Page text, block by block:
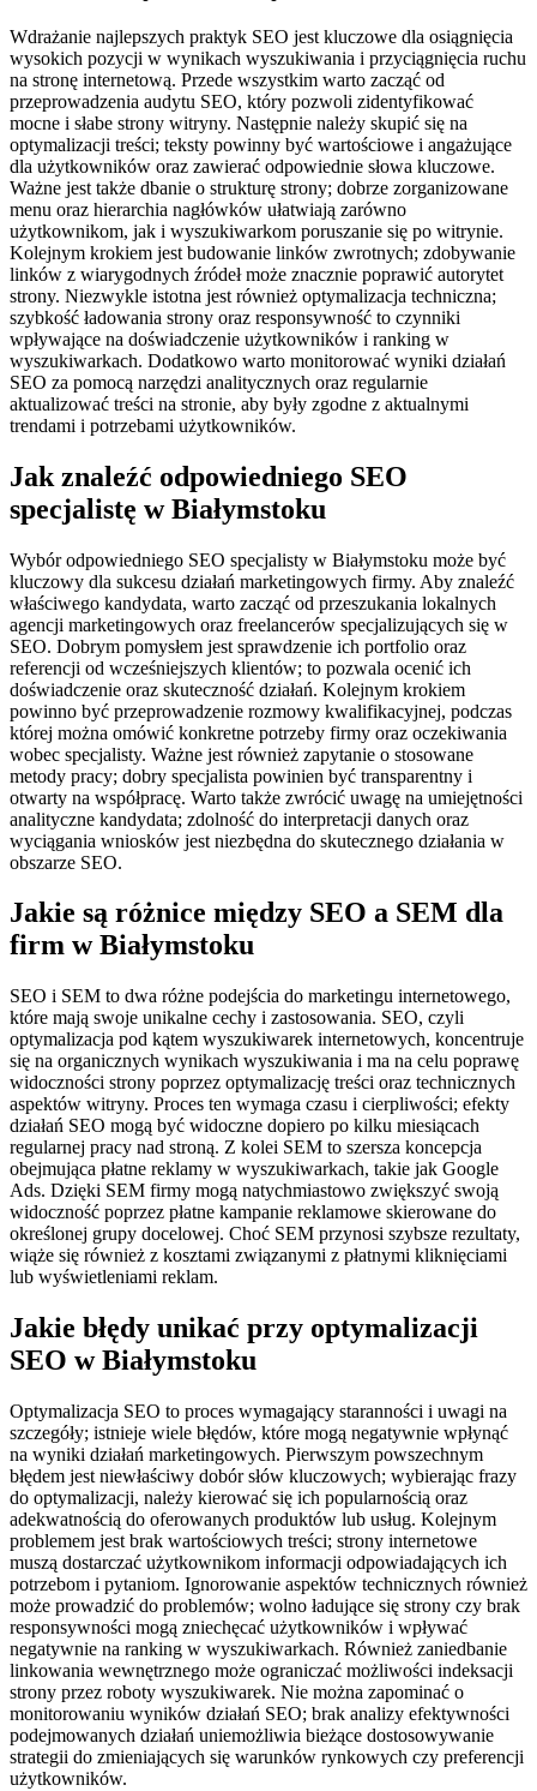
Wdrażanie najlepszych praktyk SEO jest kluczowe dla osiągnięcia
wysokich pozycji w wynikach wyszukiwania i przyciągnięcia ruchu
na stronę internetową. Przede wszystkim warto zacząć od
przeprowadzenia audytu SEO, który pozwoli zidentyfikować
mocne i słabe strony witryny. Następnie należy skupić się na
optymalizacji treści; teksty powinny być wartościowe i angażujące
dla użytkowników oraz zawierać odpowiednie słowa kluczowe.
Ważne jest także dbanie o strukturę strony; dobrze zorganizowane
menu oraz hierarchia nagłówków ułatwiają zarówno
użytkownikom, jak i wyszukiwarkom poruszanie się po witrynie.
Kolejnym krokiem jest budowanie linków zwrotnych; zdobywanie
linków z wiarygodnych źródeł może znacznie poprawić autorytet
strony. Niezwykle istotna jest również optymalizacja techniczna;
szybkość ładowania strony oraz responsywność to czynniki
wpływające na doświadczenie użytkowników i ranking w
wyszukiwarkach. Dodatkowo warto monitorować wyniki działań
SEO za pomocą narzędzi analitycznych oraz regularnie
aktualizować treści na stronie, aby były zgodne z aktualnymi
trendami i potrzebami użytkowników.
Jak znaleźć odpowiedniego SEO
specjalistę w Białymstoku
Wybór odpowiedniego SEO specjalisty w Białymstoku może być
kluczowy dla sukcesu działań marketingowych firmy. Aby znaleźć
właściwego kandydata, warto zacząć od przeszukania lokalnych
agencji marketingowych oraz freelancerów specjalizujących się w
SEO. Dobrym pomysłem jest sprawdzenie ich portfolio oraz
referencji od wcześniejszych klientów; to pozwala ocenić ich
doświadczenie oraz skuteczność działań. Kolejnym krokiem
powinno być przeprowadzenie rozmowy kwalifikacyjnej, podczas
której można omówić konkretne potrzeby firmy oraz oczekiwania
wobec specjalisty. Ważne jest również zapytanie o stosowane
metody pracy; dobry specjalista powinien być transparentny i
otwarty na współpracę. Warto także zwrócić uwagę na umiejętności
analityczne kandydata; zdolność do interpretacji danych oraz
wyciągania wniosków jest niezbędna do skutecznego działania w
obszarze SEO.
Jakie są różnice między SEO a SEM dla
firm w Białymstoku
SEO i SEM to dwa różne podejścia do marketingu internetowego,
które mają swoje unikalne cechy i zastosowania. SEO, czyli
optymalizacja pod kątem wyszukiwarek internetowych, koncentruje
się na organicznych wynikach wyszukiwania i ma na celu poprawę
widoczności strony poprzez optymalizację treści oraz technicznych
aspektów witryny. Proces ten wymaga czasu i cierpliwości; efekty
działań SEO mogą być widoczne dopiero po kilku miesiącach
regularnej pracy nad stroną. Z kolei SEM to szersza koncepcja
obejmująca płatne reklamy w wyszukiwarkach, takie jak Google
Ads. Dzięki SEM firmy mogą natychmiastowo zwiększyć swoją
widoczność poprzez płatne kampanie reklamowe skierowane do
określonej grupy docelowej. Choć SEM przynosi szybsze rezultaty,
wiąże się również z kosztami związanymi z płatnymi kliknięciami
lub wyświetleniami reklam.
Jakie błędy unikać przy optymalizacji
SEO w Białymstoku
Optymalizacja SEO to proces wymagający staranności i uwagi na
szczegóły; istnieje wiele błędów, które mogą negatywnie wpłynąć
na wyniki działań marketingowych. Pierwszym powszechnym
błędem jest niewłaściwy dobór słów kluczowych; wybierając frazy
do optymalizacji, należy kierować się ich popularnością oraz
adekwatnością do oferowanych produktów lub usług. Kolejnym
problemem jest brak wartościowych treści; strony internetowe
muszą dostarczać użytkownikom informacji odpowiadających ich
potrzebom i pytaniom. Ignorowanie aspektów technicznych również
może prowadzić do problemów; wolno ładujące się strony czy brak
responsywności mogą zniechęcać użytkowników i wpływać
negatywnie na ranking w wyszukiwarkach. Również zaniedbanie
linkowania wewnętrznego może ograniczać możliwości indeksacji
strony przez roboty wyszukiwarek. Nie można zapominać o
monitorowaniu wyników działań SEO; brak analizy efektywności
podejmowanych działań uniemożliwia bieżące dostosowywanie
strategii do zmieniających się warunków rynkowych czy preferencji
użytkowników.